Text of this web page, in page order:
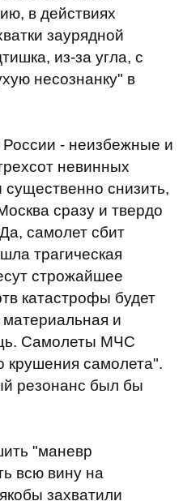
в действиях
заурядной
из-за угла, с
несознанку" в
- неизбежные и
невинных
снизить,
сразу и твердо
самолет сбит
трагическая
строжайшее
катастрофы будет
и
Самолеты МЧС
крушения самолета".
резонанс был бы
"маневр
всю вину на
захватили